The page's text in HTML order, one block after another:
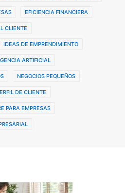
EFICIENCIA FINANCIERA
CLIENTE
IDEAS DE EMPRENDIMIENTO
ARTIFICIAL
NEGOCIOS PEQUEÑOS
DE CLIENTE
PARA EMPRESAS